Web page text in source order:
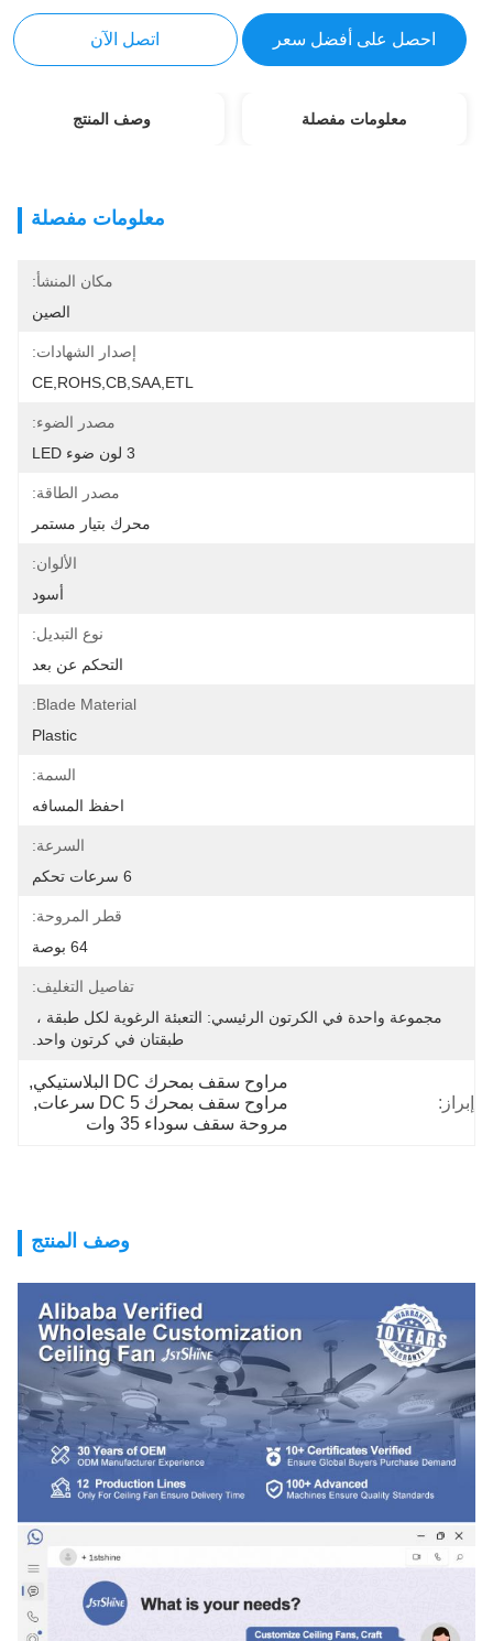
احصل على أفضل سعر اتصل الآن
معلومات مفصلة وصف المنتج
معلومات مفصلة
مكان المنشأ:
الصين
إصدار الشهادات:
CE,ROHS,CB,SAA,ETL
مصدر الضوء:
مصدر الطاقة:
محرك بتيار مستمر
الألوان:
أسود
نوع التبديل:
التحكم عن بعد
Blade Material:
Plastic
السمة:
احفظ المسافه
السرعة:
قطر المروحة:
64 بوصة
تفاصيل التغليف:
مجموعة واحدة في الكرتون الرئيسي: التعبئة الرغوية لكل طبقة ،
طبقتان في كرتون واحد.
إبراز:
مراوح سقف بمحرك DC البلاستيكي
,
مراوح سقف بمحرك DC 5 سرعات
,
مروحة سقف سوداء 35 وات
وصف المنتج